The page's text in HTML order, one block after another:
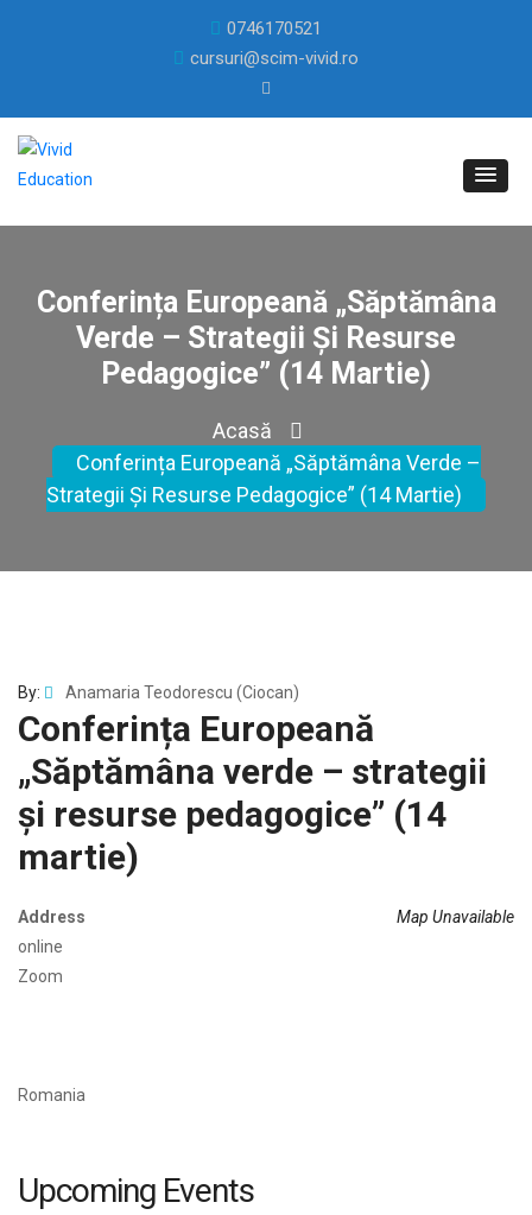
0746170521
cursuri@scim-vivid.ro
Conferința Europeană „Săptămâna
Verde – Strategii Și Resurse
Pedagogice” (14 Martie)
Acasă
Conferința Europeană „Săptămâna Verde –
Strategii Și Resurse Pedagogice” (14 Martie)
By: Anamaria Teodorescu (Ciocan)
Conferința Europeană
„Săptămâna verde – strategii
și resurse pedagogice” (14
martie)
Map Unavailable
Address
online
Zoom
Romania
Upcoming Events